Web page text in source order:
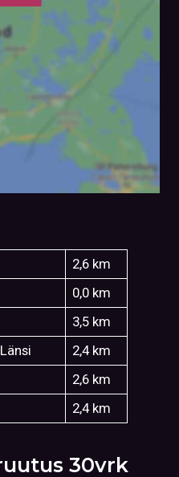
2,6 km
0,0 km
3,5 km
2,4 km
2,6 km
2,4 km
30vrk